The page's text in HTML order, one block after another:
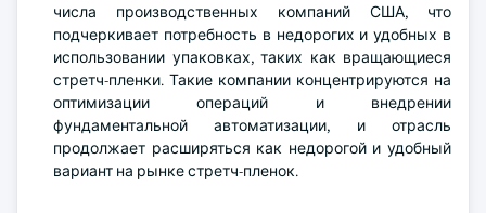
числа производственных компаний США, что
подчеркивает потребность в недорогих и удобных в
использовании упаковках, таких как вращающиеся
стретч-пленки. Такие компании концентрируются на
оптимизации операций и внедрении
фундаментальной автоматизации, и отрасль
продолжает расширяться как недорогой и удобный
вариант на рынке стретч-пленок.